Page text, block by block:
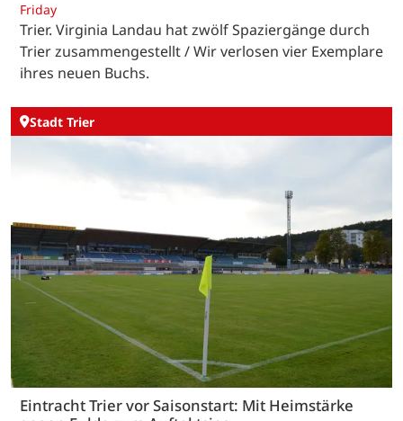
Friday
Trier. Virginia Landau hat zwölf Spaziergänge durch
Trier zusammengestellt / Wir verlosen vier Exemplare
ihres neuen Buchs.
Stadt Trier
Eintracht Trier vor Saisonstart: Mit Heimstärke